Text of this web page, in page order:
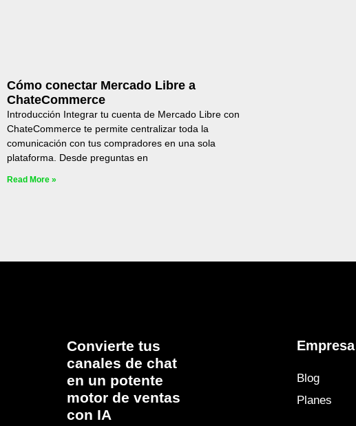
Cómo conectar Mercado Libre a
ChateCommerce
Introducción Integrar tu cuenta de Mercado Libre con
ChateCommerce te permite centralizar toda la
comunicación con tus compradores en una sola
plataforma. Desde preguntas en
Read More »
Convierte tus
canales de chat
en un potente
motor de ventas
con IA
Empresa
Blog
Planes